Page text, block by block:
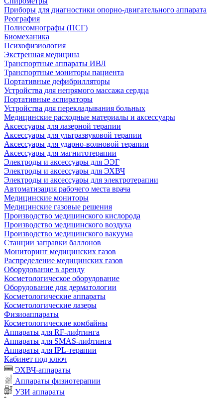
Приборы для диагностики опорно-двигательного аппарата
Реография
Полисомнографы (ПСГ)
Биомеханика
Психофизиология
Экстренная медицина
Транспортные аппараты ИВЛ
Транспортные мониторы пациента
Портативные дефибрилляторы
Устройства для непрямого массажа сердца
Портативные аспираторы
Устройства для перекладывания больных
Медицинские расходные материалы и аксессуары
Аксессуары для лазерной терапии
Аксессуары для ультразвуковой терапии
Аксессуары для ударно-волновой терапии
Аксессуары для магнитотерапии
Электроды и аксессуары для ЭЭГ
Электроды и аксессуары для ЭХВЧ
Электроды и аксессуары для электротерапии
Автоматизация рабочего места врача
Медицинские мониторы
Медицинские газовые решения
Производство медицинского кислорода
Производство медицинского воздуха
Производство медицинского вакуума
Станции заправки баллонов
Мониторинг медицинских газов
Распределение медицинских газов
Оборудование в аренду
Косметологическое оборудование
Оборудование для дерматологии
Косметологические аппараты
Косметологические лазеры
Физиоаппараты
Косметологические комбайны
Аппараты для RF-лифтинга
Аппараты для SMAS-лифтинга
Аппараты для IPL-терапии
Кабинет под ключ
ЭХВЧ-аппараты
Аппараты физиотерапии
УЗИ аппараты